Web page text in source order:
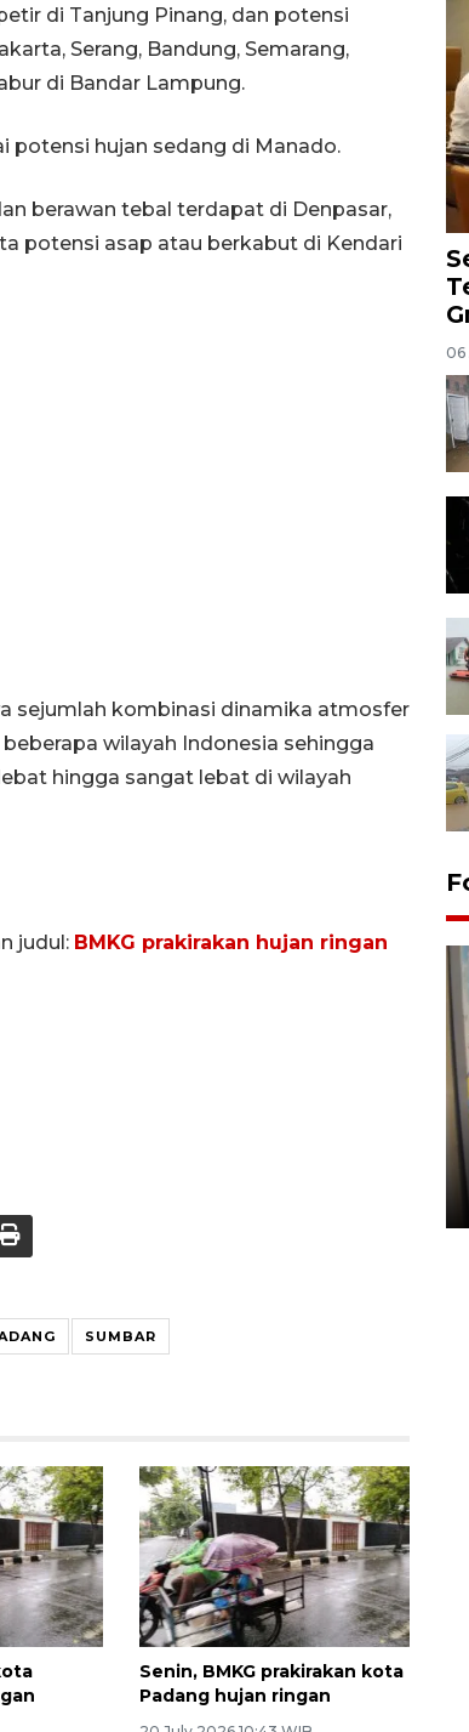
di Tanjung Pinang, dan potensi
Serang, Bandung, Semarang,
di Bandar Lampung.
potensi hujan sedang di Manado.
berawan tebal terdapat di Denpasar,
potensi asap atau berkabut di Kendari
sejumlah kombinasi dinamika atmosfer
wilayah Indonesia sehingga
hingga sangat lebat di wilayah
judul: BMKG prakirakan hujan ringan
SUMBAR
Senin, BMKG prakirakan kota
Padang hujan ringan
06